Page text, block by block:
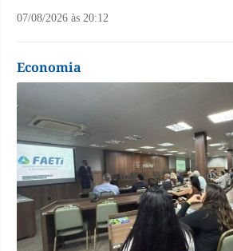
07/08/2026 às 20:12
Economia